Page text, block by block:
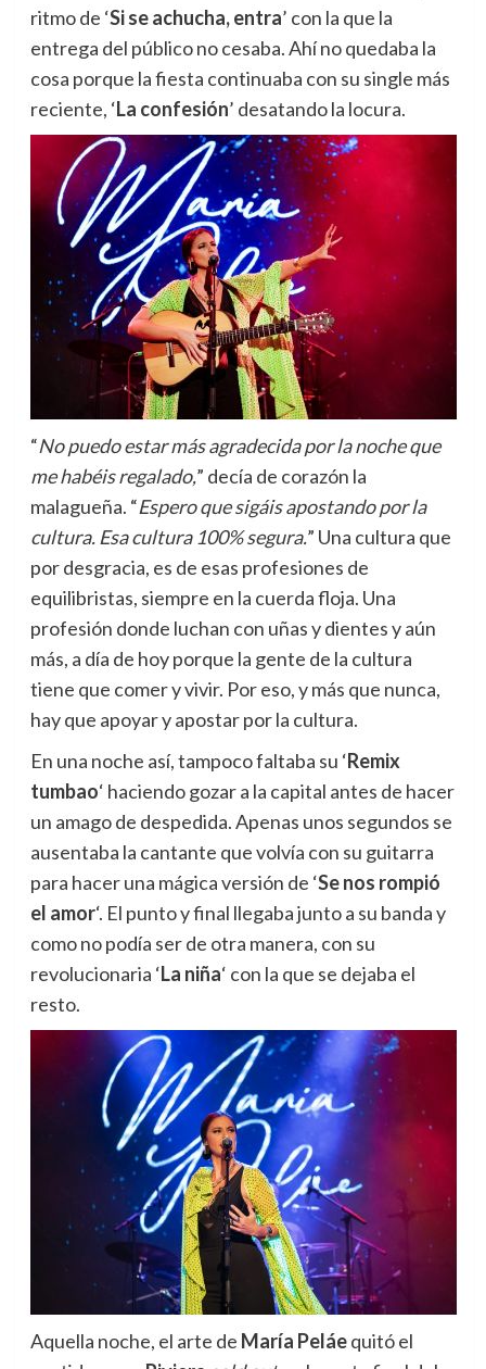
ritmo de ‘Si se achucha, entra’ con la que la
entrega del público no cesaba. Ahí no quedaba la
cosa porque la fiesta continuaba con su single más
reciente, ‘La confesión’ desatando la locura.
“No puedo estar más agradecida por la noche que
me habéis regalado,” decía de corazón la
malagueña. “Espero que sigáis apostando por la
cultura. Esa cultura 100% segura.” Una cultura que
por desgracia, es de esas profesiones de
equilibristas, siempre en la cuerda floja. Una
profesión donde luchan con uñas y dientes y aún
más, a día de hoy porque la gente de la cultura
tiene que comer y vivir. Por eso, y más que nunca,
hay que apoyar y apostar por la cultura.
En una noche así, tampoco faltaba su ‘Remix
tumbao‘ haciendo gozar a la capital antes de hacer
un amago de despedida. Apenas unos segundos se
ausentaba la cantante que volvía con su guitarra
para hacer una mágica versión de ‘Se nos rompió
el amor‘. El punto y final llegaba junto a su banda y
como no podía ser de otra manera, con su
revolucionaria ‘La niña‘ con la que se dejaba el
resto.
Aquella noche, el arte de María Peláequitóel